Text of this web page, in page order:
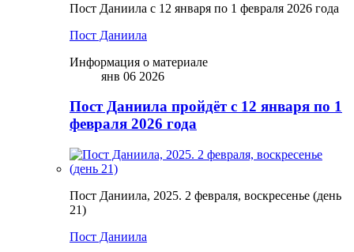
Пост Даниила с 12 января по 1 февраля 2026 года
Пост Даниила
Информация о материале
янв 06 2026
Пост Даниила пройдёт с 12 января по 1
февраля 2026 года
Пост Даниила, 2025. 2 февраля, воскресенье (день
21)
Пост Даниила